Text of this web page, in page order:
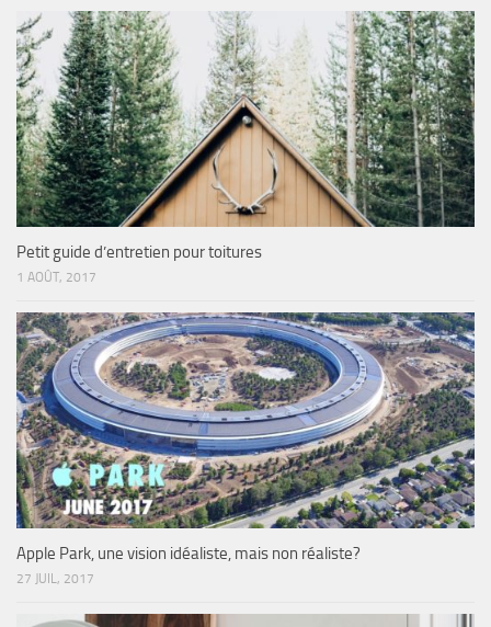
Petit guide d’entretien pour toitures
1 AOÛT, 2017
Apple Park, une vision idéaliste, mais non réaliste?
27 JUIL, 2017